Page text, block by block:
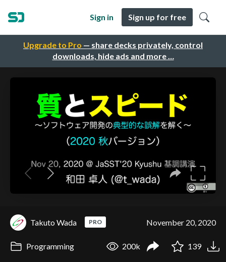
Upgrade to Pro — share decks privately, control
downloads, hide ads and more …
Sign in Sign up for free
Takuto Wada PRO November 20, 2020
Programming 200k 139